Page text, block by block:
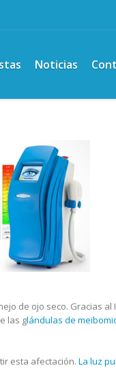
Noticias
de ojo seco. Gracias
las glándulas de
esta afectación. La luz